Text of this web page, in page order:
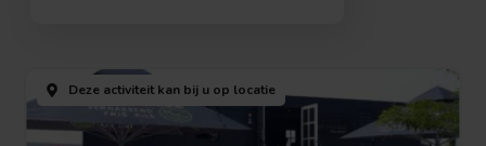
Deze activiteit kan bij u op locatie